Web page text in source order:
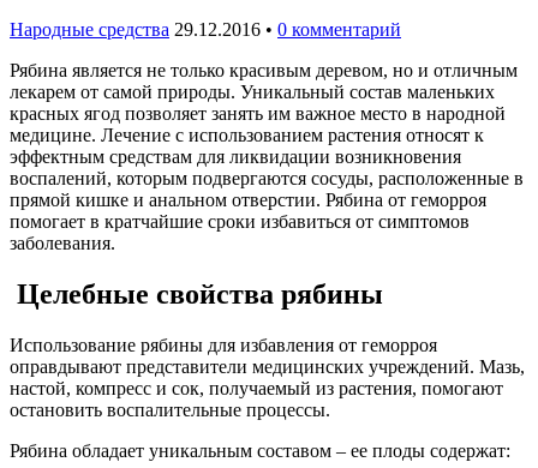
Народные средства 29.12.2016 • 0 комментарий
Рябина является не только красивым деревом, но и отличным
лекарем от самой природы. Уникальный состав маленьких
красных ягод позволяет занять им важное место в народной
медицине. Лечение с использованием растения относят к
эффектным средствам для ликвидации возникновения
воспалений, которым подвергаются сосуды, расположенные в
прямой кишке и анальном отверстии. Рябина от геморроя
помогает в кратчайшие сроки избавиться от симптомов
заболевания.
Целебные свойства рябины
Использование рябины для избавления от геморроя
оправдывают представители медицинских учреждений. Мазь,
настой, компресс и сок, получаемый из растения, помогают
остановить воспалительные процессы.
Рябина обладает уникальным составом – ее плоды содержат: